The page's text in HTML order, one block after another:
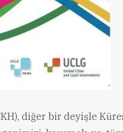
diğer bir deyişle